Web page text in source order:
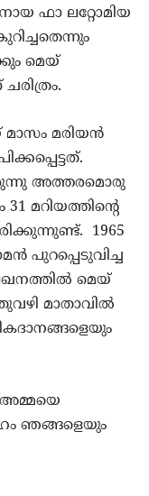
ഫാ ലറ്റോമിയ
മെയ്
മരിയന്‍
അത്തരമൊരു
മറിയത്തിന്റെ
1965
പുറപ്പെടുവിച്ച
മെയ്
മാതാവില്‍
ഞങ്ങളെയും